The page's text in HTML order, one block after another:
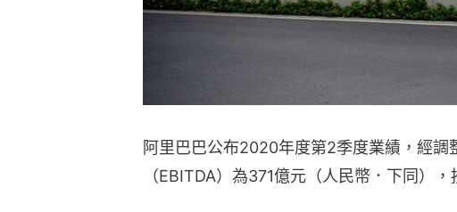
阿里巴巴公布2020年度第2季度業績，經調
（EBITDA）為371億元（人民幣．下同）